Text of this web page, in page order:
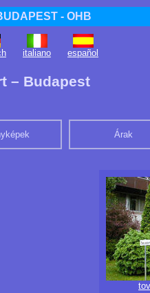
- OHB
italiano español
– Budapest
Árak